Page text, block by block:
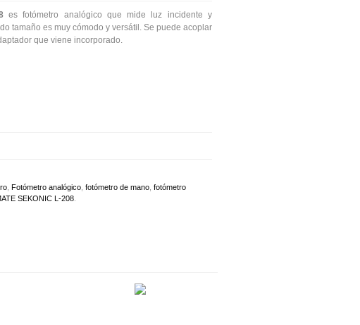
es fotómetro analógico que mide luz incidente y
tamaño es muy cómodo y versátil. Se puede acoplar
que viene incorporado.
Fotómetro analógico fotómetro de mano fotómetro
SEKONIC L-208